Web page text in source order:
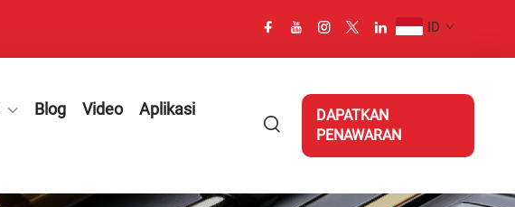
ID
Blog Video Aplikasi
DAPATKAN
PENAWARAN